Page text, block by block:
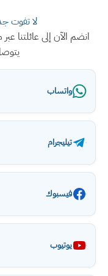
لا تفوت
انضم الآن إلى عائلتنا
واتساب
تيليجرام
فيسبوك
يوتيوب